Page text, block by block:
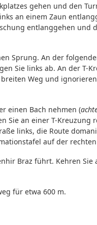
gehen und den
an einem Zaun
entlanggehen und
Sprung. An der
Sie links ab. An der T-
Weg und
einen Bach nehmen (
Sie an einer T-Kreuzung
links, die Route
auf der rechten
Braz führt. Kehren Sie
für etwa 600 m.